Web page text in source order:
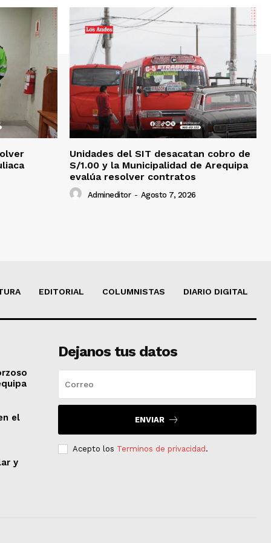
Unidades del SIT desacatan cobro de
S/1.00 y la Municipalidad de Arequipa
evalúa resolver contratos
Admineditor - Agosto 7, 2026
EDITORIAL COLUMNISTAS DIARIO DIGITAL
el
y
Dejanos tus datos
ENVIAR
Acepto los Terminos de privacidad .